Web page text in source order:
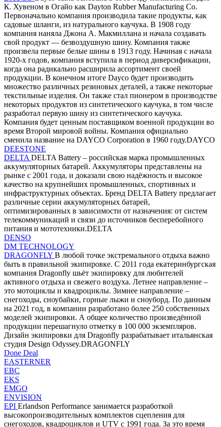
К. Хувеном в Огайо как Dayton Rubber Manufacturing Co.
Первоначально компания производила такие продукты, как
садовые шланги, из натурального каучука. В 1908 году
компания наняла Джона А. Макмиллана и начала создавать
свой продукт — безвоздушную шину. Компания также
произвела первые белые шины в 1913 году. Начиная с начала
1920-х годов, компания вступила в период диверсификации,
когда она радикально расширила ассортимент своей
продукции. В конечном итоге Dayco будет производить
множество различных резиновых деталей, а также некоторые
текстильные изделия. Он также стал пионером в производстве
некоторых продуктов из синтетического каучука, в том числе
разработал первую шину из синтетического каучука.
Компания будет ценным поставщиком военной продукции во
время Второй мировой войны. Компания официально
сменила название на DAYCO Corporation в 1960 году.DAYCO
DEESTONE
DELTA DELTA Battery – российская марка промышленных
аккумуляторных батарей. Аккумуляторы представлены на
рынке с 2001 года, и доказали свою надёжность и высокое
качество на крупнейших промышленных, спортивных и
инфраструктурных объектах. Бренд DELTA Battery предлагает
различные серии аккумуляторных батарей,
оптимизированных в зависимости от назначения: от систем
телекоммуникаций и связи до источников бесперебойного
питания и мототехники.DELTA
DENSO
DM TECHNOLOGY
DRAGONFLY В любой точке экстремального отдыха важно
быть в правильной экипировке. С 2011 года екатеринбургская
компания Dragonfly шьёт экипировку для любителей
активного отдыха и свежего воздуха. Летнее направление –
это мотоциклы и квадроциклы. Зимнее направление –
снегоходы, сноубайки, горные лыжи и сноуборд. По данным
на 2021 год, в компании разработано более 250 собственных
моделей экипировки. А общее количество произведённой
продукции перешагнуло отметку в 100 000 экземпляров.
Дизайн экипировки для Dragonfly разрабатывает итальянская
студия Design Odyssey.DRAGONFLY
Done Deal
EASTERNER
EBC
EKS
EMGO
ENVISION
EPI Erlandson Performance занимается разработкой
высокопроизводительных комплектов сцепления для
снегоходов, квадроциклов и UTV с 1991 года. За это время